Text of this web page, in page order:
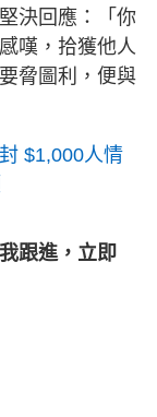
決回應：「你
嘆，拾獲他人
脅圖利，便與
$1,000人情
跟進，立即